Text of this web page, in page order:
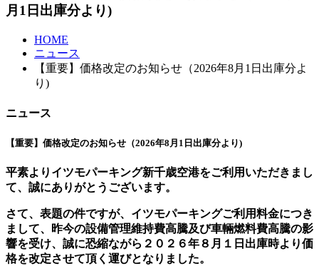
月1日出庫分より)
HOME
ニュース
【重要】価格改定のお知らせ（2026年8月1日出庫分よ
り)
ニュース
【重要】価格改定のお知らせ（2026年8月1日出庫分より)
平素よりイツモパーキング新千歳空港をご利用いただきまし
て、誠にありがとうございます。
さて、表題の件ですが、イツモパーキングご利用料金につき
まして、昨今の設備管理維持費高騰及び車輛燃料費高騰の影
響を受け、誠に恐縮ながら２０２６年８月１日出庫時より価
格を改定させて頂く運びとなりました。